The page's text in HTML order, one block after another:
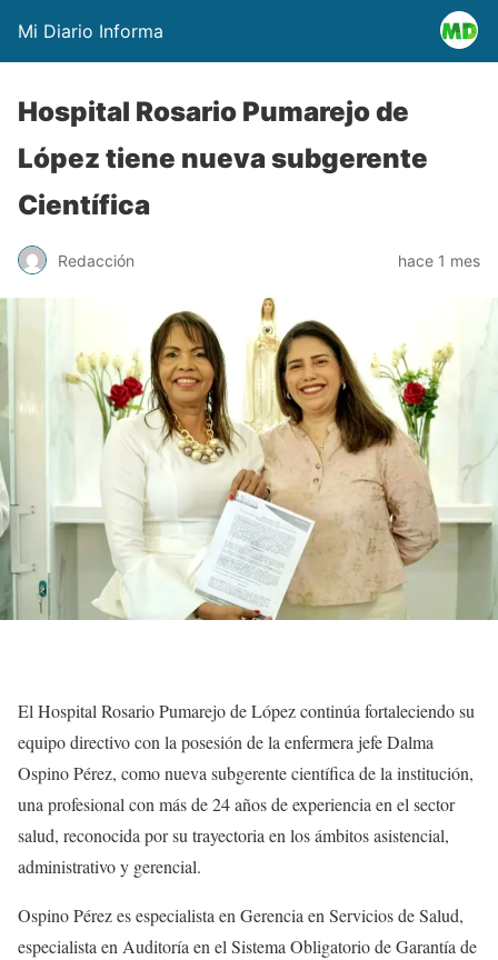
Mi Diario Informa
Hospital Rosario Pumarejo de
López tiene nueva subgerente
Científica
Redacción hace 1 mes
El Hospital Rosario Pumarejo de López continúa fortaleciendo su
equipo directivo con la posesión de la enfermera jefe Dalma
Ospino Pérez, como nueva subgerente científica de la institución,
una profesional con más de 24 años de experiencia en el sector
salud, reconocida por su trayectoria en los ámbitos asistencial,
administrativo y gerencial.
Ospino Pérez es especialista en Gerencia en Servicios de Salud,
especialista en Auditoría en el Sistema Obligatorio de Garantía de